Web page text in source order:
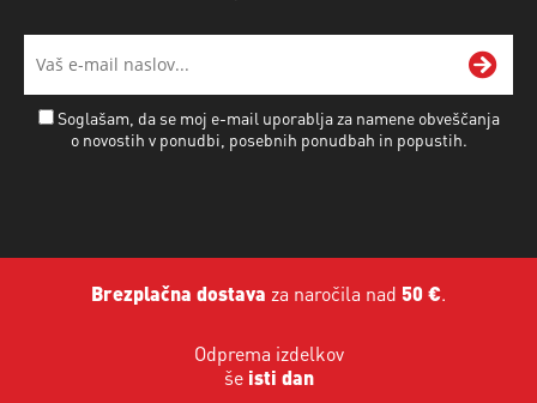
Soglašam, da se moj e-mail uporablja za namene obveščanja
o novostih v ponudbi, posebnih ponudbah in popustih.
Brezplačna dostava za naročila nad 50 €.
Odprema izdelkov
še isti dan